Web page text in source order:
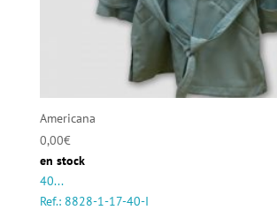
Americana
0,00€
en stock
40...
Ref.: 8828-1-17-40-I